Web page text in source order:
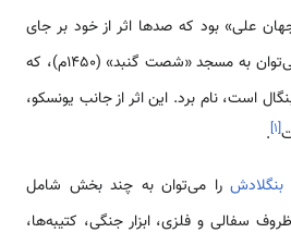
علی» بود که صدها اثر از خود بر جای
گذاشته است ؛ از آن جمله می‌توان به مسجد «شصت گنبد» (1450م)، که
است، نام برد. این اثر از جانب یونسکو،
[۱]
.
بنگلادشرا می‌توان به چند بخش شامل
سفالی و فلزی، ابزار جنگی، کتیبه‌ها،